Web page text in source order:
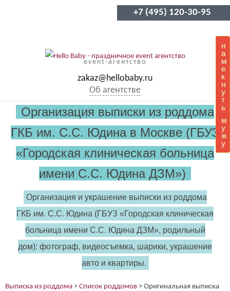
+7 (495) 120-30-95
event-агентство
zakaz@hellobaby.ru
Об агентстве
н
а
м
е
к
н
у
т
ь
м
у
ж
у
(работает только если на устройстве установлен указанный
Организация выписки из роддома
ГКБ им. С.С. Юдина в Москве (ГБУЗ
«Городская клиническая больница
имени С.С. Юдина ДЗМ»)
Организация и украшение выписки из роддома
ГКБ им. С.С. Юдина (ГБУЗ «Городская клиническая
больница имени С.С. Юдина ДЗМ», родильный
дом): фотограф, видеосъемка, шарики, украшение
авто и квартиры.
Выписка из роддома > Список роддомов > Оригинальная выписка